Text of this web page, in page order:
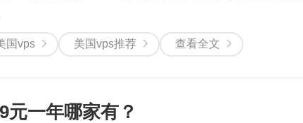
国vps 美国vps推荐 查看全文
一年哪家有？